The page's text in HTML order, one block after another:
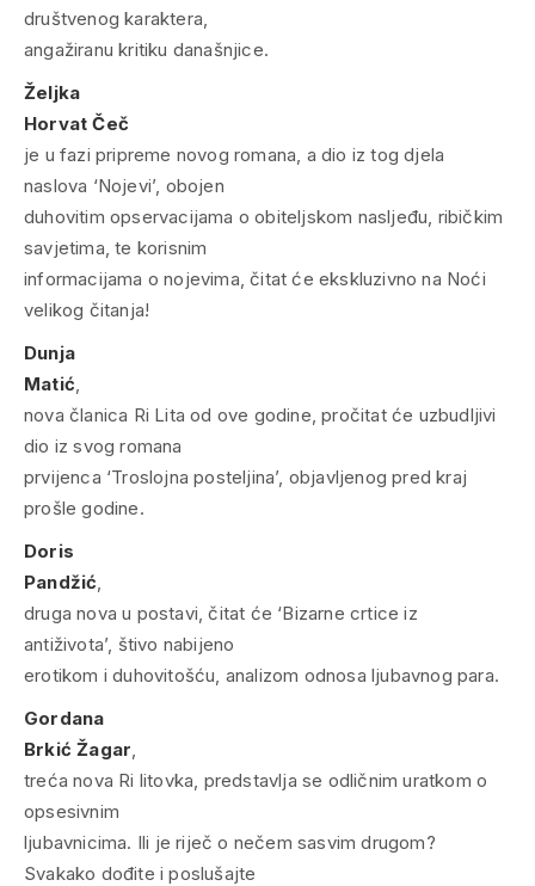
društvenog karaktera,
angažiranu kritiku današnjice.
Željka
Horvat Čeč
je u fazi pripreme novog romana, a dio iz tog djela
naslova ‘Nojevi’, obojen
duhovitim opservacijama o obiteljskom nasljeđu, ribičkim
savjetima, te korisnim
informacijama o nojevima, čitat će ekskluzivno na Noći
velikog čitanja!
Dunja
Matić
nova članica Ri Lita od ove godine, pročitat će uzbudljivi
dio iz svog romana
prvijenca ‘Troslojna posteljina’, objavljenog pred kraj
prošle godine.
Doris
Pandžić
druga nova u postavi, čitat će ‘Bizarne crtice iz
antiživota’, štivo nabijeno
erotikom i duhovitošću, analizom odnosa ljubavnog para.
Gordana
Brkić Žagar
treća nova Ri litovka, predstavlja se odličnim uratkom o
opsesivnim
ljubavnicima. Ili je riječ o nečem sasvim drugom?
Svakako dođite i poslušajte